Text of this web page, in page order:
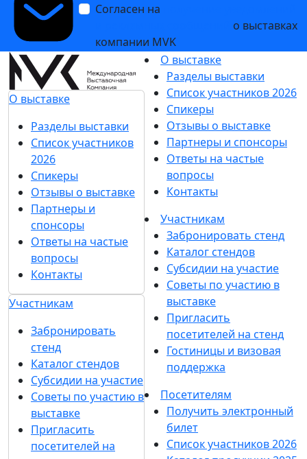
Согласен на
о выставках
компании MVK
О выставке
Разделы выставки
Список участников
2026
Спикеры
Отзывы о выставке
Партнеры и
спонсоры
Ответы на частые
вопросы
Контакты
Участникам
Забронировать
стенд
Каталог стендов
Субсидии на участие
Советы по участию в
выставке
Пригласить
посетителей на
О выставке
Разделы выставки
Список участников 2026
Спикеры
Отзывы о выставке
Партнеры и спонсоры
Ответы на частые
вопросы
Контакты
Участникам
Забронировать стенд
Каталог стендов
Субсидии на участие
Советы по участию в
выставке
Пригласить
посетителей на стенд
Гостиницы и визовая
поддержка
Посетителям
Получить электронный
билет
Список участников 2026